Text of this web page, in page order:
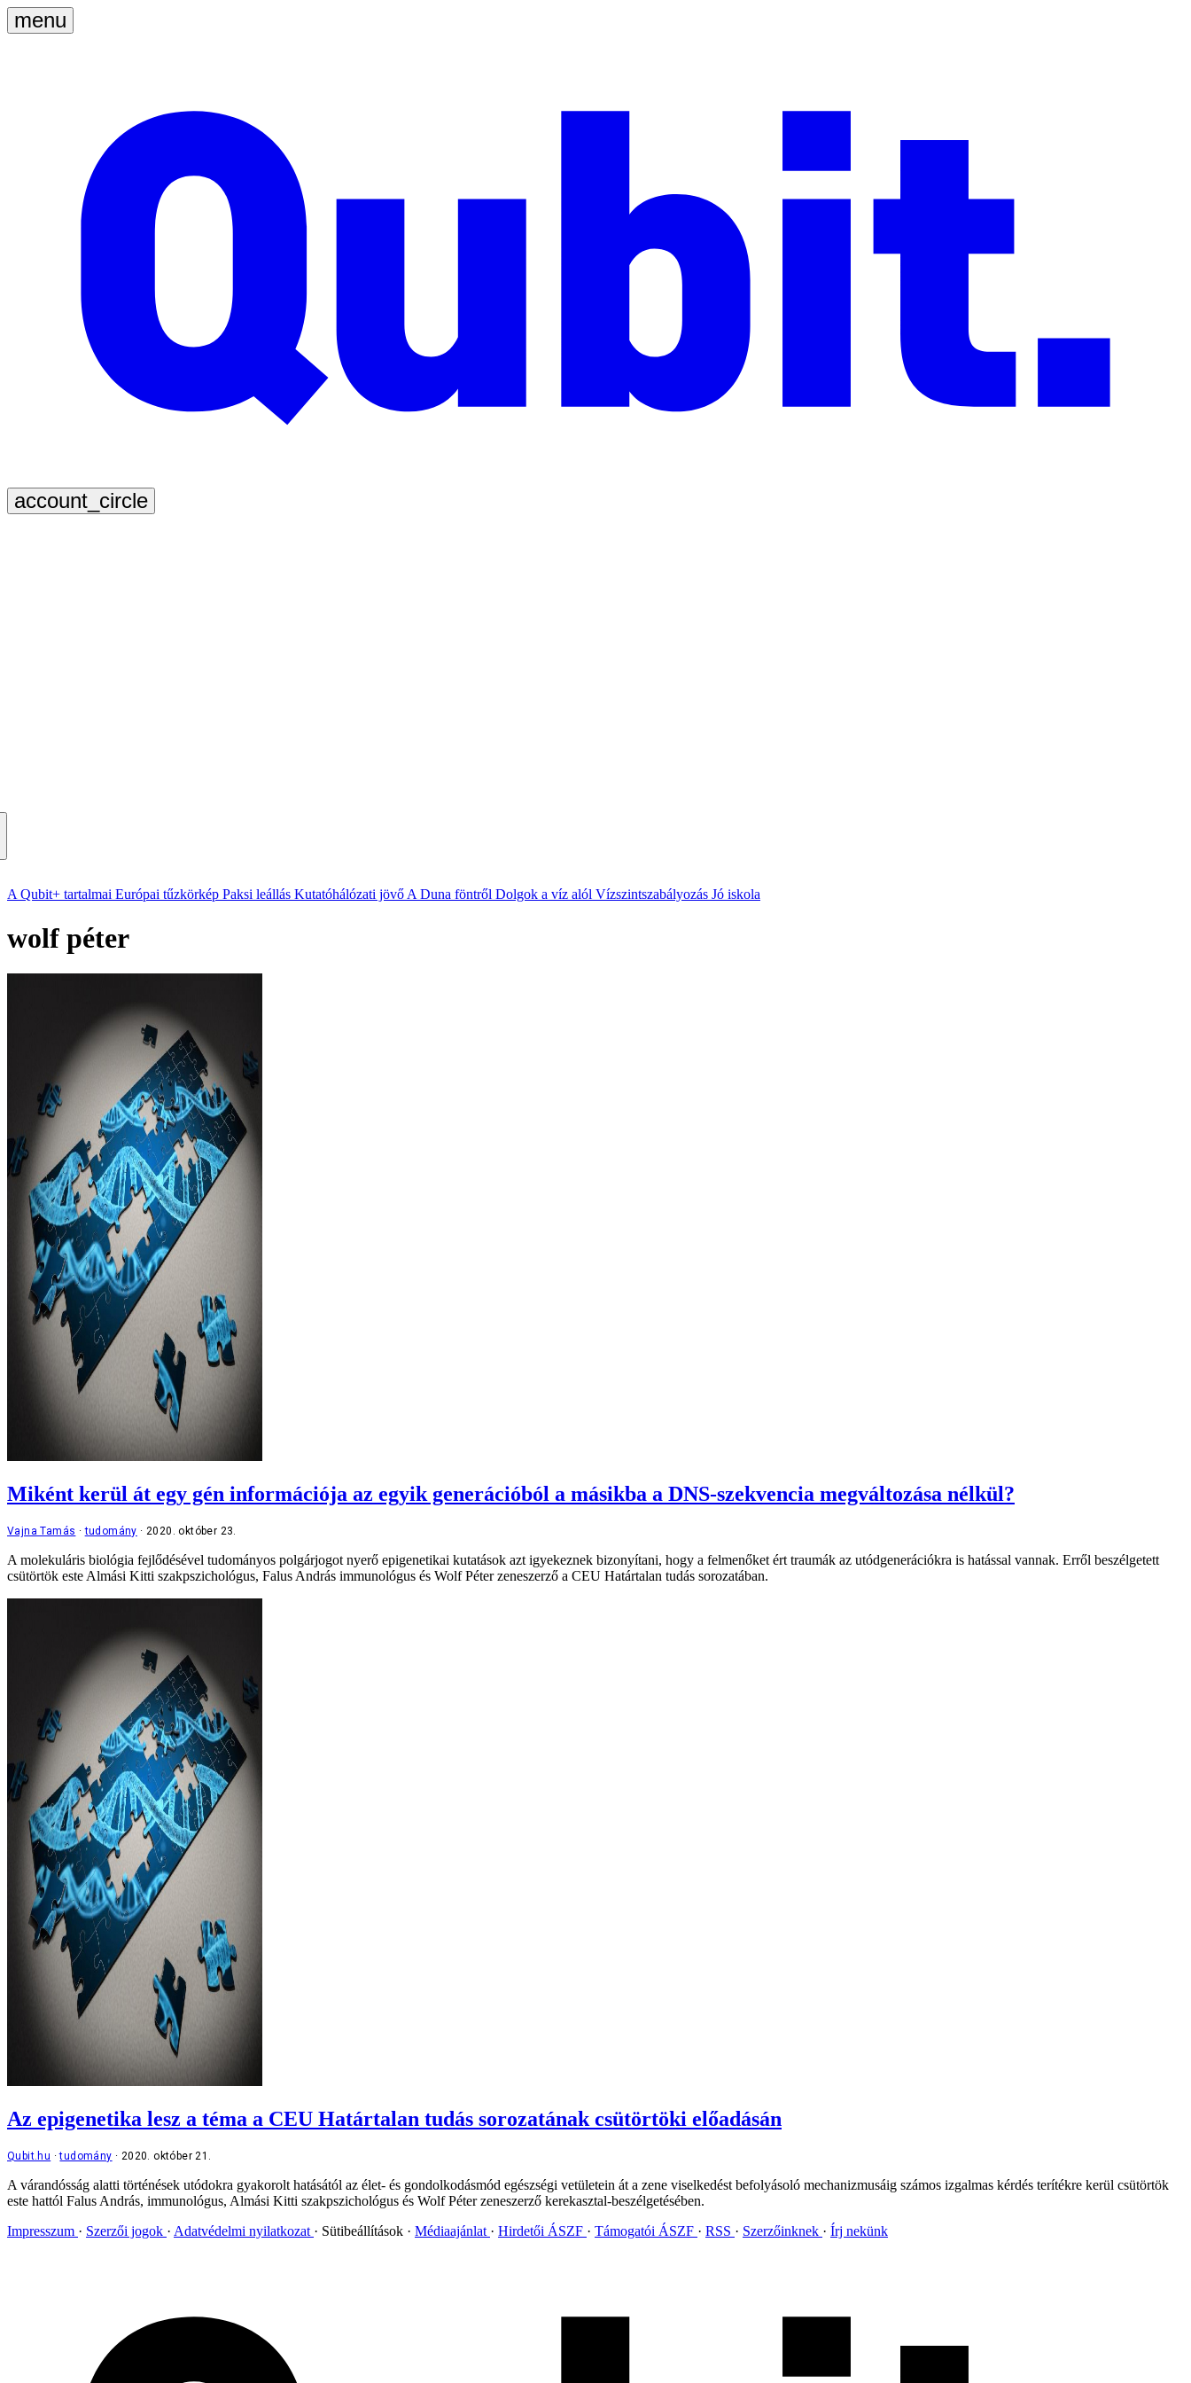
A Qubit+ tartalmai Európai tűzkörkép Paksi leállás Kutatóhálózati jövő A Duna föntről Dolgok a víz alól Vízszintszabályozás Jó iskola
wolf péter
Miként kerül át egy gén információja az egyik generációból a másikba a DNS-szekvencia megváltozása nélkül?
Vajna Tamás tudomány 2020. október 23.
A molekuláris biológia fejlődésével tudományos polgárjogot nyerő epigenetikai kutatások azt igyekeznek bizonyítani, hogy a felmenőket ért traumák az utódgenerációkra is hatással vannak. Erről beszélgetett
csütörtök este Almási Kitti szakpszichológus, Falus András immunológus és Wolf Péter zeneszerző a CEU Határtalan tudás sorozatában.
Az epigenetika lesz a téma a CEU Határtalan tudás sorozatának csütörtöki előadásán
Qubit.hu tudomány 2020. október 21.
A várandósság alatti történések utódokra gyakorolt hatásától az élet- és gondolkodásmód egészségi vetületein át a zene viselkedést befolyásoló mechanizmusáig számos izgalmas kérdés terítékre kerül csütörtök
este hattól Falus András, immunológus, Almási Kitti szakpszichológus és Wolf Péter zeneszerző kerekasztal-beszélgetésében.
Impresszum
Szerzői jogok Adatvédelmi nyilatkozat Sütibeállítások Médiaajánlat Hirdetői ÁSZF Támogatói ÁSZF RSS Szerzőinknek Írj nekünk